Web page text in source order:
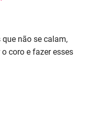
não se calam,
coro e fazer esses